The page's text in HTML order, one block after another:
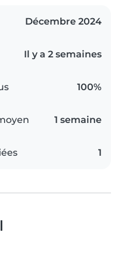
Décembre 2024
Il y a 2 semaines
100%
1 semaine
1